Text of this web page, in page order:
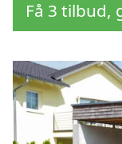
Få 3 tilbud,